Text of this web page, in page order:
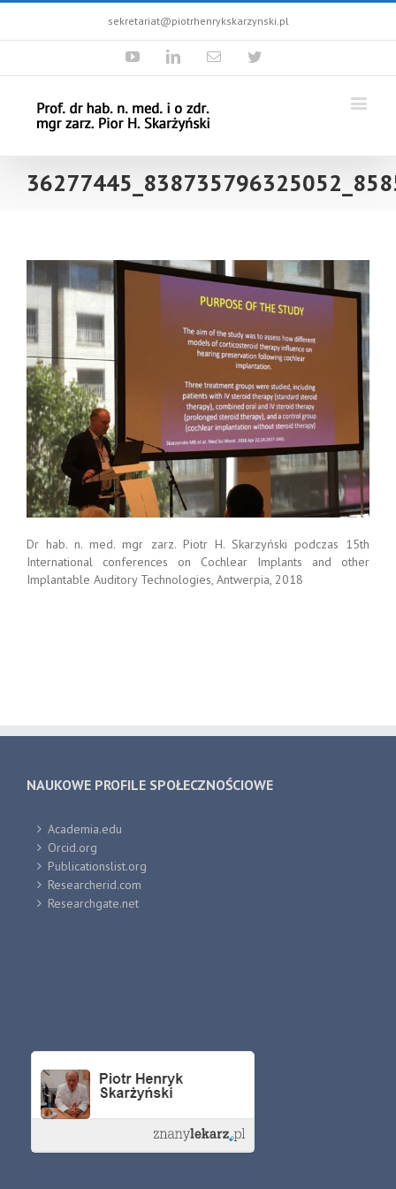
sekretariat@piotrhenrykskarzynski.pl
YoutubeLinkedinEmail Twitter
Dr hab. n. med. mgr zarz. Piotr H. Skarzyński podczas 15th
International conferences on Cochlear Implants and other
Implantable Auditory Technologies, Antwerpia, 2018
NAUKOWE PROFILE SPOŁECZNOŚCIOWE
Academia.edu
Orcid.org
Publicationslist.org
Researcherid.com
Researchgate.net